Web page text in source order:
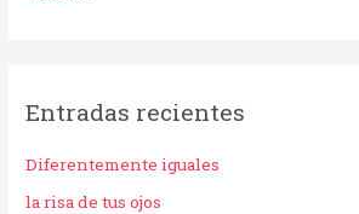
Entradas recientes
Diferentemente iguales
la risa de tus ojos